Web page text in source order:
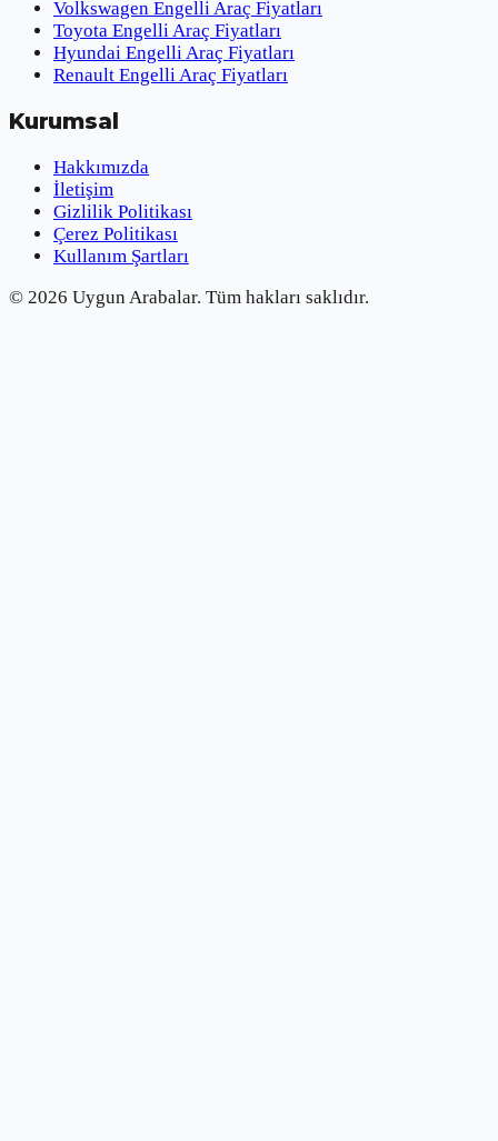
Volkswagen Engelli Araç Fiyatları
Toyota Engelli Araç Fiyatları
Hyundai Engelli Araç Fiyatları
Renault Engelli Araç Fiyatları
Kurumsal
Hakkımızda
İletişim
Gizlilik Politikası
Çerez Politikası
Kullanım Şartları
© 2026 Uygun Arabalar. Tüm hakları saklıdır.